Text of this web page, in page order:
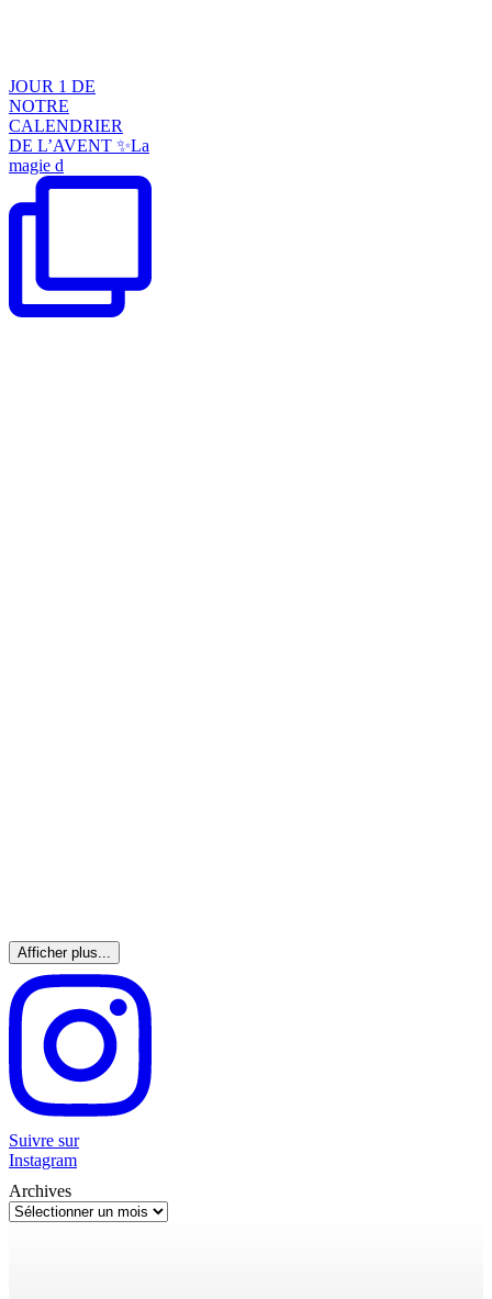
JOUR 1 DE
NOTRE
CALENDRIER
DE L’AVENT ✨La
magie d
Afficher plus...
Suivre sur
Instagram
Archives